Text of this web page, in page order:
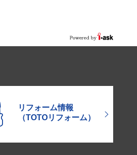
リフォーム情報
（TOTOリフォーム）